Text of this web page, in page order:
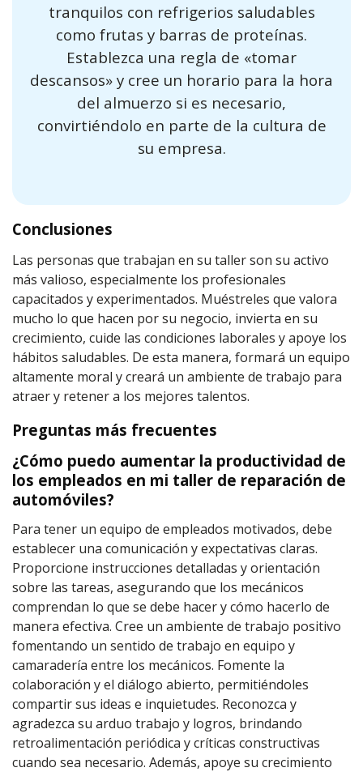
tranquilos con refrigerios saludables
como frutas y barras de proteínas.
Establezca una regla de «tomar
descansos» y cree un horario para la hora
del almuerzo si es necesario,
convirtiéndolo en parte de la cultura de
su empresa.
Conclusiones
Las personas que trabajan en su taller son su activo
más valioso, especialmente los profesionales
capacitados y experimentados. Muéstreles que valora
mucho lo que hacen por su negocio, invierta en su
crecimiento, cuide las condiciones laborales y apoye los
hábitos saludables. De esta manera, formará un equipo
altamente moral y creará un ambiente de trabajo para
atraer y retener a los mejores talentos.
Preguntas más frecuentes
¿Cómo puedo aumentar la productividad de
los empleados en mi taller de reparación de
automóviles?
Para tener un equipo de empleados motivados, debe
establecer una comunicación y expectativas claras.
Proporcione instrucciones detalladas y orientación
sobre las tareas, asegurando que los mecánicos
comprendan lo que se debe hacer y cómo hacerlo de
manera efectiva. Cree un ambiente de trabajo positivo
fomentando un sentido de trabajo en equipo y
camaradería entre los mecánicos. Fomente la
colaboración y el diálogo abierto, permitiéndoles
compartir sus ideas e inquietudes. Reconozca y
agradezca su arduo trabajo y logros, brindando
retroalimentación periódica y críticas constructivas
cuando sea necesario. Además, apoye su crecimiento